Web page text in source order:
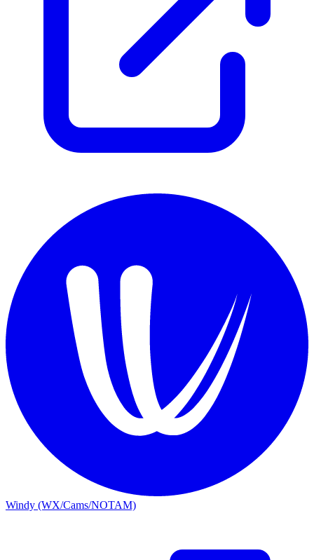
Windy (WX/Cams/NOTAM)